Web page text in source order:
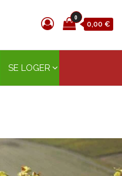
0
0,00 €
SE LOGER